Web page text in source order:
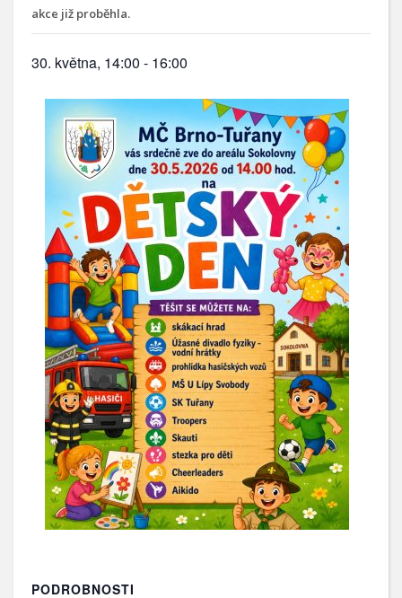
akce již proběhla.
30. května, 14:00 - 16:00
PODROBNOSTI